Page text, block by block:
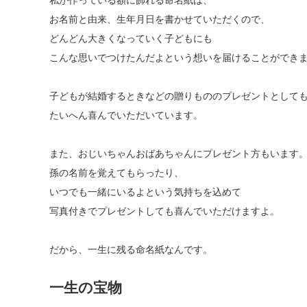
お名前と由来、生年月日を書かせていただくので、
どんどん大きくなっていく子どもにも
こんな思いでつけたんだよという想いを届けることができま
子どもが結婚するときなどの贈りもののプレゼントとしても
たいへん喜んでいただいています。
また、おじいちゃんおばあちゃんにプレゼント方もいます。
孫の名前を覚えてもらったり、
いつでも一緒にいるよという気持ちを込めて
写真付きでプレゼントしても喜んでいただけますよ。
だから、一生に残る命名紙なんです。
一生の宝物